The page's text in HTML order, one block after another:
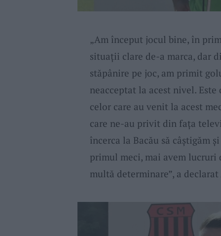
„Am început jocul bine, în
situații clare de-a marca, dar
stăpânire pe joc, am primit
neacceptat la acest nivel.
celor care au venit la acest
care ne-au privit din fața
încerca la Bacău să câștigăm
primul meci, mai avem lucruri
multă determinare”, a declarat